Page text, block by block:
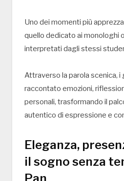
Uno dei momenti più
quello dedicato ai monologhi
interpretati dagli stessi
Attraverso la parola scenica, i
raccontato emozioni,
personali, trasformando il
autentico di espressione e
Eleganza,
il sogno senza